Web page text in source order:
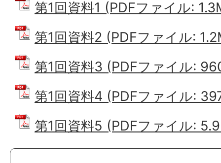
第1回資料1 (PDFファイル:
第1回資料2 (PDFファイル:
第1回資料3 (PDFファイル:
第1回資料4 (PDFファイル:
第1回資料5 (PDFファイル: